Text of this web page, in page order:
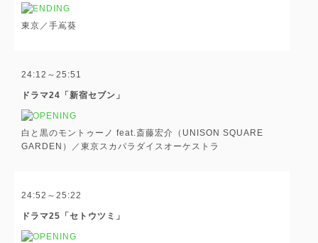
東京／手嶌葵
24:12～25:51
ドラマ24「新宿セブン」
白と黒のモントゥーノ feat.斎藤宏介（UNISON SQUARE
GARDEN）／東京スカパラダイスオーケストラ
24:52～25:22
ドラマ25「セトウツミ」